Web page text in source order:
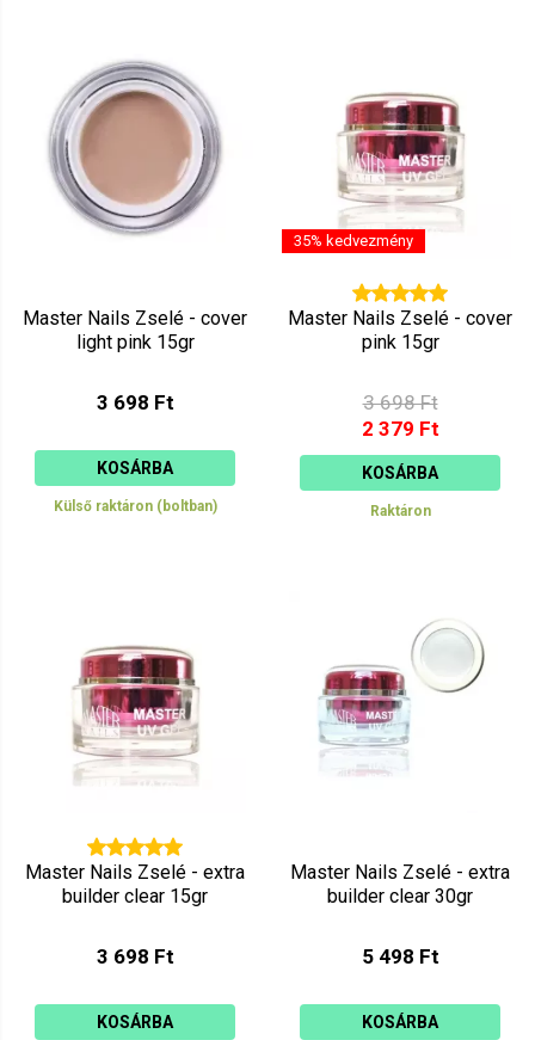
Master Nails Zselé - cover
light pink 15gr
3 698 Ft
KOSÁRBA
Külső raktáron (boltban)
35% kedvezmény
Master Nails Zselé - cover
pink 15gr
3 698 Ft
2 379 Ft
KOSÁRBA
Raktáron
Master Nails Zselé - extra
builder clear 15gr
3 698 Ft
KOSÁRBA
Master Nails Zselé - extra
builder clear 30gr
5 498 Ft
KOSÁRBA